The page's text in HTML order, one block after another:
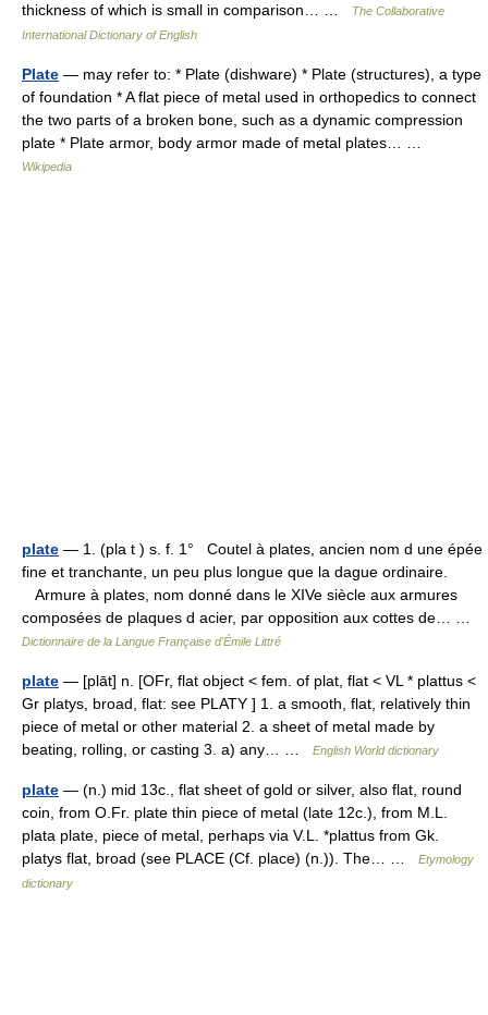
thickness of which is small in comparison… …
The Collaborative
International Dictionary of English
Plate — may refer to: * Plate (dishware) * Plate (structures), a type
of foundation * A flat piece of metal used in orthopedics to connect
the two parts of a broken bone, such as a dynamic compression
plate * Plate armor, body armor made of metal plates… …
Wikipedia
plate — 1. (pla t ) s. f. 1° Coutel à plates, ancien nom d une épée
fine et tranchante, un peu plus longue que la dague ordinaire.
Armure à plates, nom donné dans le XIVe siècle aux armures
composées de plaques d acier, par opposition aux cottes de… …
Dictionnaire de la Langue Française d'Émile Littré
plate — [plāt] n. [OFr, flat object < fem. of plat, flat < VL * plattus <
Gr platys, broad, flat: see PLATY ] 1. a smooth, flat, relatively thin
piece of metal or other material 2. a sheet of metal made by
beating, rolling, or casting 3. a) any… …
English World dictionary
plate — (n.) mid 13c., flat sheet of gold or silver, also flat, round
coin, from O.Fr. plate thin piece of metal (late 12c.), from M.L.
plata plate, piece of metal, perhaps via V.L. *plattus from Gk.
platys flat, broad (see PLACE (Cf. place) (n.)). The… …
Etymology
dictionary